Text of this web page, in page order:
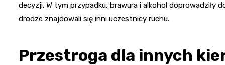
decyzji. W tym przypadku, brawura i alkohol doprowadziły
drodze znajdowali się inni uczestnicy ruchu.
Przestroga dla innych